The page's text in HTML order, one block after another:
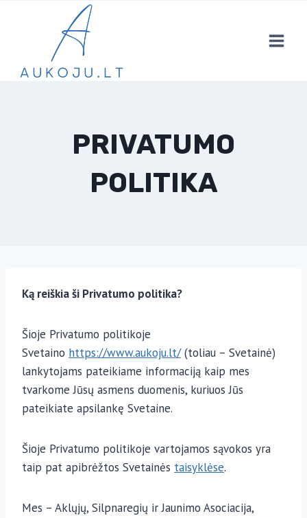
PRIVATUMO
POLITIKA
Ką reiškia ši Privatumo politika?
Šioje Privatumo politikoje
Svetaino https://www.aukoju.lt/(toliau – Svetainė)
lankytojams pateikiame informaciją kaip mes
tvarkome Jūsų asmens duomenis, kuriuos Jūs
pateikiate apsilankę Svetaine.
Šioje Privatumo politikoje vartojamos sąvokos yra
taip pat apibrėžtos Svetainės taisyklėse.
Mes – Aklųjų, Silpnaregių ir Jaunimo Asociacija,